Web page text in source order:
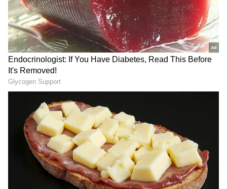
DOWNLOAD APP
RECOMMENDED STORIES
Viral Video: ಗಂಡು ಮಗು
ಕೇರಳ ಲಾಟರಿ ಫಲಿತಾಂಶ: 1